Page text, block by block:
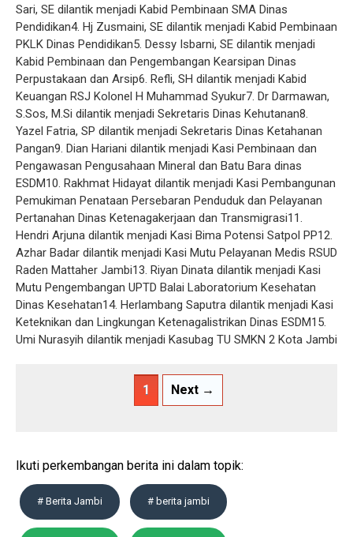
Sari, SE dilantik menjadi Kabid Pembinaan SMA Dinas
Pendidikan4. Hj Zusmaini, SE dilantik menjadi Kabid Pembinaan
PKLK Dinas Pendidikan5. Dessy Isbarni, SE dilantik menjadi
Kabid Pembinaan dan Pengembangan Kearsipan Dinas
Perpustakaan dan Arsip6. Refli, SH dilantik menjadi Kabid
Keuangan RSJ Kolonel H Muhammad Syukur7. Dr Darmawan,
S.Sos, M.Si dilantik menjadi Sekretaris Dinas Kehutanan8.
Yazel Fatria, SP dilantik menjadi Sekretaris Dinas Ketahanan
Pangan9. Dian Hariani dilantik menjadi Kasi Pembinaan dan
Pengawasan Pengusahaan Mineral dan Batu Bara dinas
ESDM10. Rakhmat Hidayat dilantik menjadi Kasi Pembangunan
Pemukiman Penataan Persebaran Penduduk dan Pelayanan
Pertanahan Dinas Ketenagakerjaan dan Transmigrasi11.
Hendri Arjuna dilantik menjadi Kasi Bima Potensi Satpol PP12.
Azhar Badar dilantik menjadi Kasi Mutu Pelayanan Medis RSUD
Raden Mattaher Jambi13. Riyan Dinata dilantik menjadi Kasi
Mutu Pengembangan UPTD Balai Laboratorium Kesehatan
Dinas Kesehatan14. Herlambang Saputra dilantik menjadi Kasi
Keteknikan dan Lingkungan Ketenagalistrikan Dinas ESDM15.
Umi Nurasyih dilantik menjadi Kasubag TU SMKN 2 Kota Jambi
1 Next →
Ikuti perkembangan berita ini dalam topik:
# Berita Jambi # berita jambi